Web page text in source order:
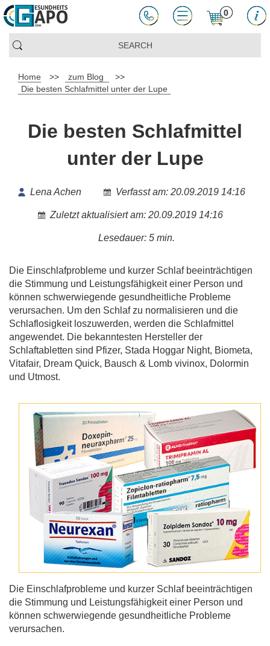
0
Home >> zum Blog
>>
Die besten Schlafmittel unter der Lupe
Die besten Schlafmittel
unter der Lupe
Lena Achen Verfasst am: 20.09.2019 14:16
Zuletzt aktualisiert am: 20.09.2019 14:16
Lesedauer: 5 min.
Die Einschlafprobleme und kurzer Schlaf beeinträchtigen
die Stimmung und Leistungsfähigkeit einer Person und
können schwerwiegende gesundheitliche Probleme
verursachen. Um den Schlaf zu normalisieren und die
Schlaflosigkeit loszuwerden, werden die Schlafmittel
angewendet. Die bekanntesten Hersteller der
Schlaftabletten sind Pfizer, Stada Hoggar Night, Biometa,
Vitafair, Dream Quick, Bausch & Lomb vivinox, Dolormin
und Utmost.
Die Einschlafprobleme und kurzer Schlaf beeinträchtigen
die Stimmung und Leistungsfähigkeit einer Person und
können schwerwiegende gesundheitliche Probleme
verursachen.